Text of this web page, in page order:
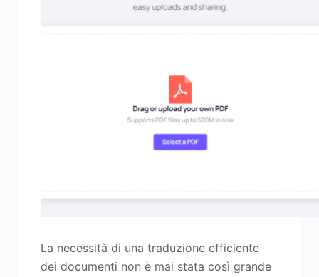
La necessità di una traduzione efficiente
dei documenti non è mai stata così grande